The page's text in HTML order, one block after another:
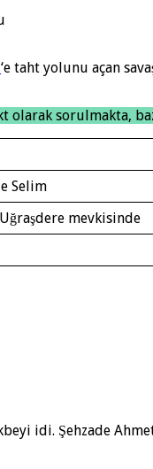
‘e taht yolunu açan
olarak
Selim
mevkisinde
idi. Şehzade